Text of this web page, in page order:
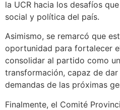
la UCR hacia los desafíos
social y política del país.
Asimismo, se remarcó que
oportunidad para fortalecer
consolidar al partido como
transformación, capaz de dar
demandas de las próximas
Finalmente, el Comité